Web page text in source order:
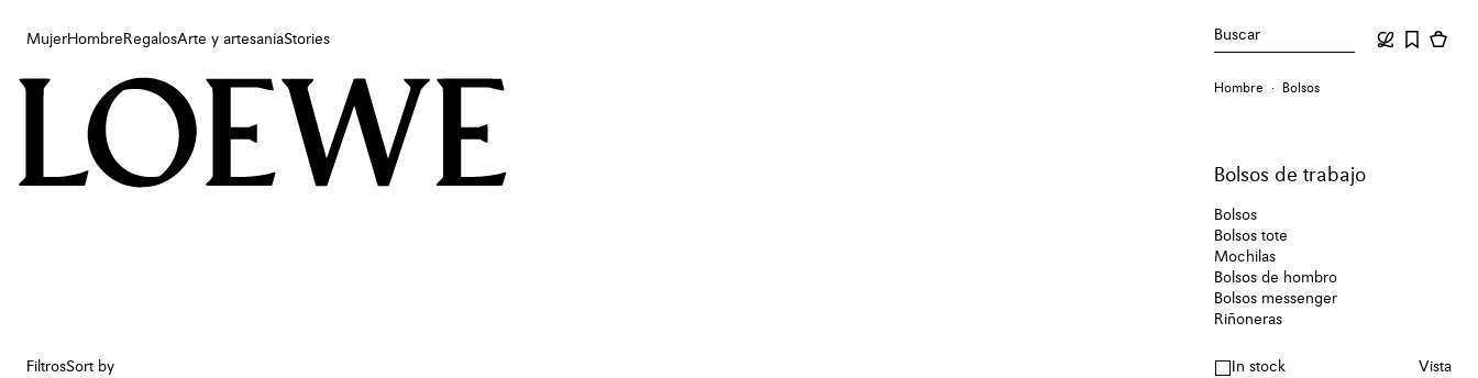
MujerHombre RegalosArte y artesaníaStories Buscar
Mujer
Arte y artesanía
Hombre Bolsos
Bolsos de trabajo
Bolsos
Bolsos tote
Mochilas
Bolsos de hombro
Bolsos messenger
Riñoneras
FiltrosSort by In stock Vista